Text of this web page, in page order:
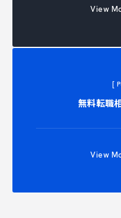
View
[
無料転職
View